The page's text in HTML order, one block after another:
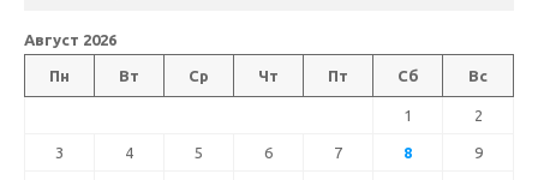
Август 2026
Пн Вт Ср Чт Пт Сб Вс
1 2
3 4 5 6 7 8 9